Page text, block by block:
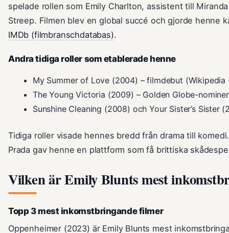
spelade rollen som Emily Charlton, assistent till
Streep. Filmen blev en global succé och gjorde henne
IMDb (filmbranschdatabas).
Andra tidiga roller som etablerade henne
My Summer of Love (2004) – filmdebut (Wikipedia
The Young Victoria (2009) – Golden Globe-
Sunshine Cleaning (2008) och Your Sister’s Sister
Tidiga roller visade hennes bredd från drama till
Prada gav henne en plattform som få brittiska
Vilken är Emily Blunts mest
Topp 3 mest inkomstbringande filmer
Oppenheimer (2023) är Emily Blunts mest